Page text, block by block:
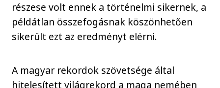
részese volt ennek a történelmi sikernek, a
példátlan összefogásnak köszönhetően
sikerült ezt az eredményt elérni.
A magyar rekordok szövetsége által
hitelesített világrekord a maga nemében